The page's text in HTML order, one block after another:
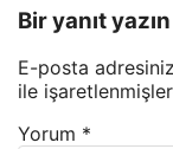
Bir yanıt yazın
E-posta
ile
Yorum *